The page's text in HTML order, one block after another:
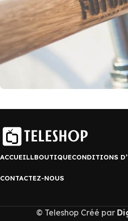
ACCUEILLBOUTIQUECONDITIONS
CONTACTEZ-NOUS
© Teleshop Créé par